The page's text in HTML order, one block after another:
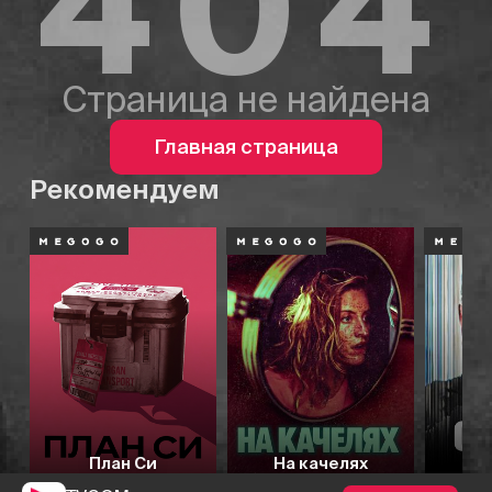
Страница не найдена
Главная страница
Рекомендуем
План Си На качелях